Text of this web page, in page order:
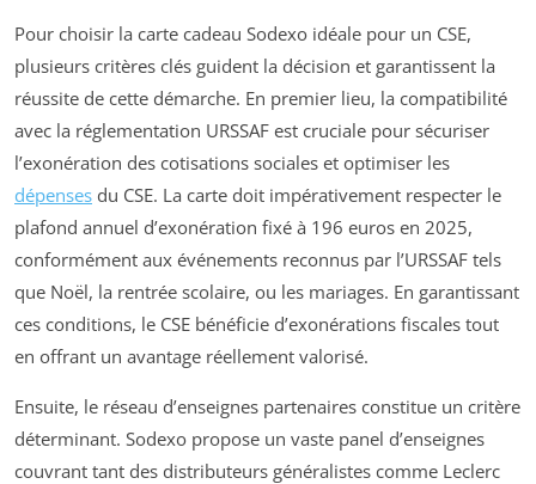
Pour choisir la carte cadeau Sodexo idéale pour un CSE,
plusieurs critères clés guident la décision et garantissent la
réussite de cette démarche. En premier lieu, la compatibilité
avec la réglementation URSSAF est cruciale pour sécuriser
l’exonération des cotisations sociales et optimiser les
dépenses du CSE. La carte doit impérativement respecter le
plafond annuel d’exonération fixé à 196 euros en 2025,
conformément aux événements reconnus par l’URSSAF tels
que Noël, la rentrée scolaire, ou les mariages. En garantissant
ces conditions, le CSE bénéficie d’exonérations fiscales tout
en offrant un avantage réellement valorisé.
Ensuite, le réseau d’enseignes partenaires constitue un critère
déterminant. Sodexo propose un vaste panel d’enseignes
couvrant tant des distributeurs généralistes comme Leclerc